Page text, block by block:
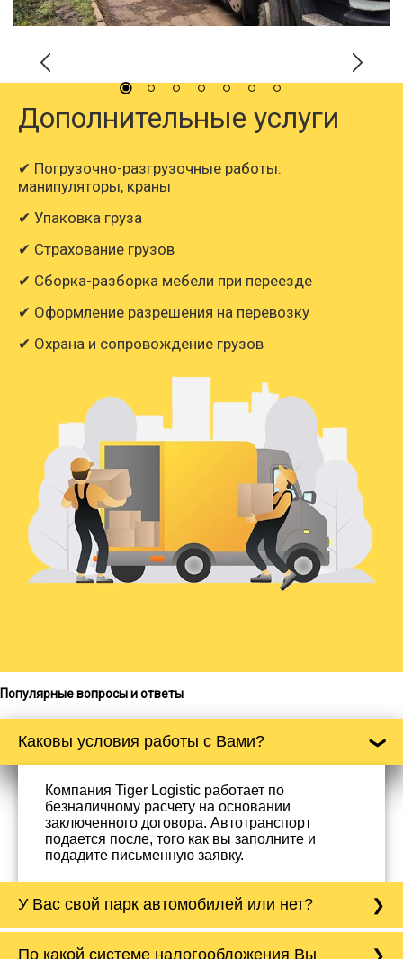
Дополнительные услуги
✔ Погрузочно-разгрузочные работы:
манипуляторы, краны
✔ Упаковка груза
✔ Страхование грузов
✔ Сборка-разборка мебели при переезде
✔ Оформление разрешения на перевозку
✔ Охрана и сопровождение грузов
Популярные вопросы и ответы
Каковы условия работы с Вами?
Компания Tiger Logistic работает по
безналичному расчету на основании
заключенного договора. Автотранспорт
подается после, того как вы заполните и
подадите письменную заявку.
У Вас свой парк автомобилей или нет?
насчитывает более 50 автомобилей
По какой системе налогообложения Вы